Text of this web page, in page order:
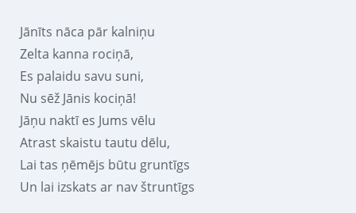
Jānīts nāca pār kalniņu
Zelta kanna rociņā,
Es palaidu savu suni,
Nu sēž Jānis kociņā!
Jāņu naktī es Jums vēlu
Atrast skaistu tautu dēlu,
Lai tas ņēmējs būtu gruntīgs
Un lai izskats ar nav štruntīgs